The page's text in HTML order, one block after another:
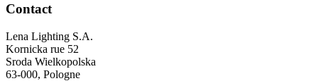
Contact
Lena Lighting S.A.
Kornicka rue 52
Sroda Wielkopolska
63-000, Pologne